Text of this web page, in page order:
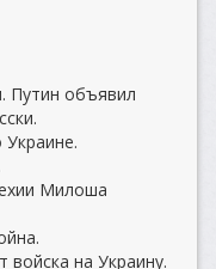
Путин объявил
Милоша
войска на Украину.